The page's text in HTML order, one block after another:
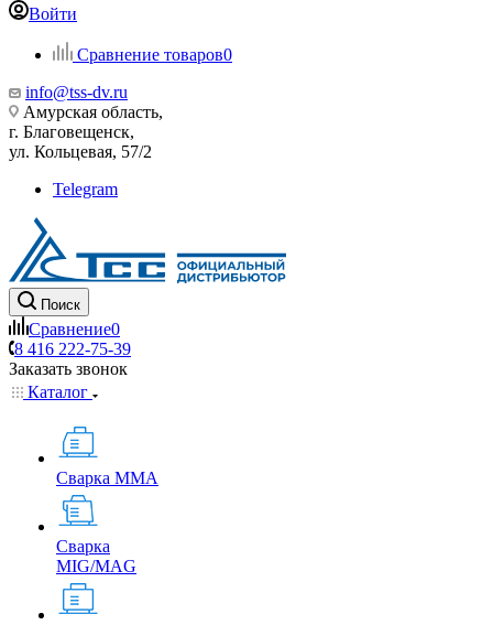
Войти
Сравнение товаров0
info@tss-dv.ru
Амурская область,
г. Благовещенск,
ул. Кольцевая, 57/2
Telegram
Поиск
Сравнение0
8 416 222-75-39
Заказать звонок
Каталог
Сварка MMA
Сварка
MIG/MAG